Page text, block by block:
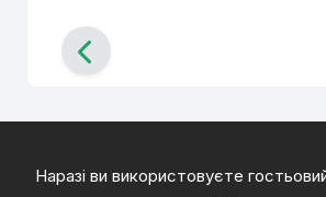
Наразі ви використовуєте